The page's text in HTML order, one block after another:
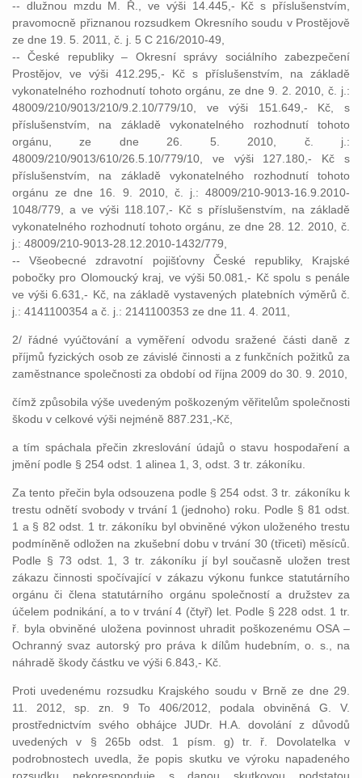
-- dlužnou mzdu M. Ř., ve výši 14.445,- Kč s příslušenstvím,
pravomocně přiznanou rozsudkem Okresního soudu v Prostějově
ze dne 19. 5. 2011, č. j. 5 C 216/2010-49,
-- České republiky – Okresní správy sociálního zabezpečení
Prostějov, ve výši 412.295,- Kč s příslušenstvím, na základě
vykonatelného rozhodnutí tohoto orgánu, ze dne 9. 2. 2010, č. j.:
48009/210/9013/210/9.2.10/779/10, ve výši 151.649,- Kč, s
příslušenstvím, na základě vykonatelného rozhodnutí tohoto
orgánu, ze dne 26. 5. 2010, č. j.:
48009/210/9013/610/26.5.10/779/10, ve výši 127.180,- Kč s
příslušenstvím, na základě vykonatelného rozhodnutí tohoto
orgánu ze dne 16. 9. 2010, č. j.: 48009/210-9013-16.9.2010-
1048/779, a ve výši 118.107,- Kč s příslušenstvím, na základě
vykonatelného rozhodnutí tohoto orgánu, ze dne 28. 12. 2010, č.
j.: 48009/210-9013-28.12.2010-1432/779,
-- Všeobecné zdravotní pojišťovny České republiky, Krajské
pobočky pro Olomoucký kraj, ve výši 50.081,- Kč spolu s penále
ve výši 6.631,- Kč, na základě vystavených platebních výměrů č.
j.: 4141100354 a č. j.: 2141100353 ze dne 11. 4. 2011,
2/ řádné vyúčtování a vyměření odvodu sražené části daně z
příjmů fyzických osob ze závislé činnosti a z funkčních požitků za
zaměstnance společnosti za období od října 2009 do 30. 9. 2010,
čímž způsobila výše uvedeným poškozeným věřitelům společnosti
škodu v celkové výši nejméně 887.231,-Kč,
a tím spáchala přečin zkreslování údajů o stavu hospodaření a
jmění podle § 254 odst. 1 alinea 1, 3, odst. 3 tr. zákoníku.
Za tento přečin byla odsouzena podle § 254 odst. 3 tr. zákoníku k
trestu odnětí svobody v trvání 1 (jednoho) roku. Podle § 81 odst.
1 a § 82 odst. 1 tr. zákoníku byl obviněné výkon uloženého trestu
podmíněně odložen na zkušební dobu v trvání 30 (třiceti) měsíců.
Podle § 73 odst. 1, 3 tr. zákoníku jí byl současně uložen trest
zákazu činnosti spočívající v zákazu výkonu funkce statutárního
orgánu či člena statutárního orgánu společností a družstev za
účelem podnikání, a to v trvání 4 (čtyř) let. Podle § 228 odst. 1 tr.
ř. byla obviněné uložena povinnost uhradit poškozenému OSA –
Ochranný svaz autorský pro práva k dílům hudebním, o. s., na
náhradě škody částku ve výši 6.843,- Kč.
Proti uvedenému rozsudku Krajského soudu v Brně ze dne 29.
11. 2012, sp. zn. 9 To 406/2012, podala obviněná G. V.
prostřednictvím svého obhájce JUDr. H.A. dovolání z důvodů
uvedených v § 265b odst. 1 písm. g) tr. ř. Dovolatelka v
podrobnostech uvedla, že popis skutku ve výroku napadeného